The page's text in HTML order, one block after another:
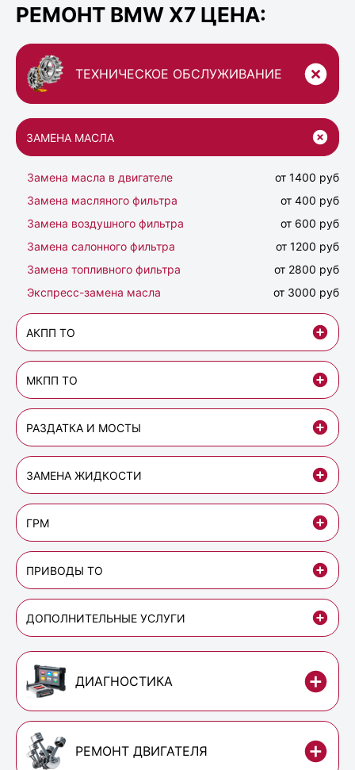
РЕМОНТ BMW X7 ЦЕНА:
ТЕХНИЧЕСКОЕ ОБСЛУЖИВАНИЕ
ЗАМЕНА МАСЛА
Замена масла в двигателе
от 1400 руб
Замена масляного фильтра
от 400 руб
Замена воздушного фильтра
от 600 руб
Замена салонного фильтра
от 1200 руб
Замена топливного фильтра
от 2800 руб
Экспресс-замена масла
от 3000 руб
АКПП ТО
МКПП ТО
РАЗДАТКА И МОСТЫ
ЗАМЕНА ЖИДКОСТИ
ГРМ
ПРИВОДЫ ТО
ДОПОЛНИТЕЛЬНЫЕ УСЛУГИ
ДИАГНОСТИКА
РЕМОНТ ДВИГАТЕЛЯ